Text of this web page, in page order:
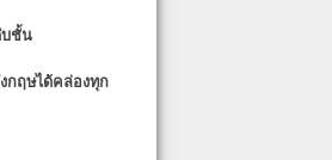
บชั้น
กฤษได้คล่องทุก